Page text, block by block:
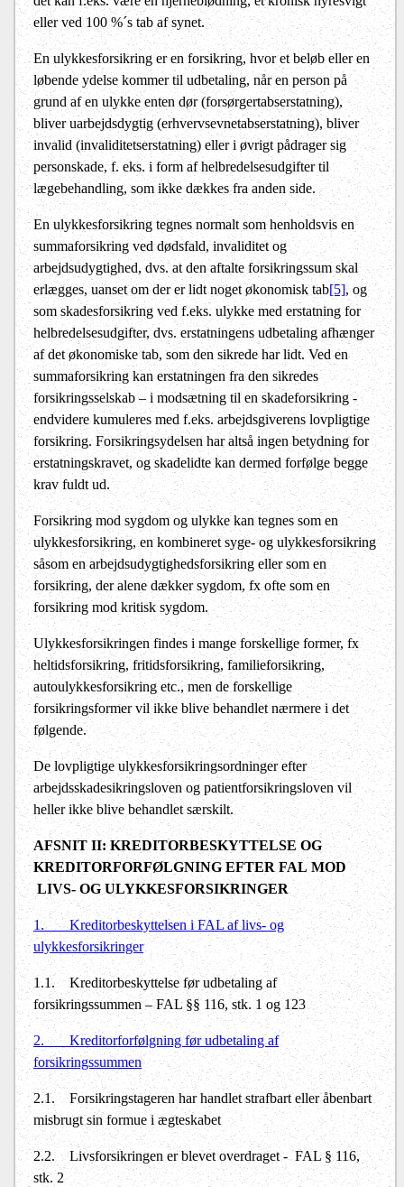
eller ved 100 %´s tab af synet.
En ulykkesforsikring er en forsikring, hvor et beløb eller en
løbende ydelse kommer til udbetaling, når en person på
grund af en ulykke enten dør (forsørgertabserstatning),
bliver uarbejdsdygtig (erhvervsevnetabserstatning), bliver
invalid (invaliditetserstatning) eller i øvrigt pådrager sig
personskade, f. eks. i form af helbredelsesudgifter til
lægebehandling, som ikke dækkes fra anden side.
En ulykkesforsikring tegnes normalt som henholdsvis en
summaforsikring ved dødsfald, invaliditet og
arbejdsudygtighed, dvs. at den aftalte forsikringssum skal
erlægges, uanset om der er lidt noget økonomisk tab[5], og
som skadesforsikring ved f.eks. ulykke med erstatning for
helbredelsesudgifter, dvs. erstatningens udbetaling afhænger
af det økonomiske tab, som den sikrede har lidt. Ved en
summaforsikring kan erstatningen fra den sikredes
forsikringsselskab – i modsætning til en skadeforsikring -
endvidere kumuleres med f.eks. arbejdsgiverens lovpligtige
forsikring. Forsikringsydelsen har altså ingen betydning for
erstatningskravet, og skadelidte kan dermed forfølge begge
krav fuldt ud.
Forsikring mod sygdom og ulykke kan tegnes som en
ulykkesforsikring, en kombineret syge- og ulykkesforsikring
såsom en arbejdsudygtighedsforsikring eller som en
forsikring, der alene dækker sygdom, fx ofte som en
forsikring mod kritisk sygdom.
Ulykkesforsikringen findes i mange forskellige former, fx
heltidsforsikring, fritidsforsikring, familieforsikring,
autoulykkesforsikring etc., men de forskellige
forsikringsformer vil ikke blive behandlet nærmere i det
følgende.
De lovpligtige ulykkesforsikringsordninger efter
arbejdsskadesikringsloven og patientforsikringsloven vil
heller ikke blive behandlet særskilt.
AFSNIT II: KREDITORBESKYTTELSE OG
KREDITORFORFØLGNING EFTER FAL MOD
LIVS- OG ULYKKESFORSIKRINGER
1.
Kreditorbeskyttelsen i FAL af livs- og
ulykkesforsikringer
1.1.
Kreditorbeskyttelse før udbetaling af
forsikringssummen – FAL §§ 116, stk. 1 og 123
2.
Kreditorforfølgning før udbetaling af
forsikringssummen
2.1.
Forsikringstageren har handlet strafbart eller åbenbart
misbrugt sin formue i ægteskabet
2.2. Livsforsikringen er blevet overdraget - FAL § 116,
stk. 2